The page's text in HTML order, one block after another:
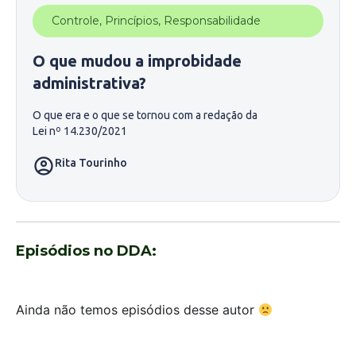
Controle, Princípios, Responsabilidade
O que mudou a improbidade
administrativa?
O que era e o que se tornou com a redação da
Lei nº 14.230/2021
Rita Tourinho
Episódios no DDA:
Ainda não temos episódios desse autor